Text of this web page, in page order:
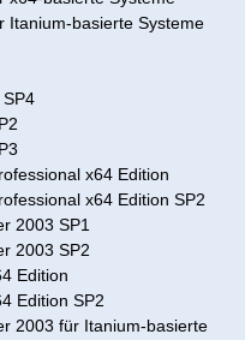
Itanium-basierte Systeme
x64 Edition
x64 Edition SP2
2003 SP1
2003 SP2
Edition
Edition SP2
2003 für Itanium-basierte